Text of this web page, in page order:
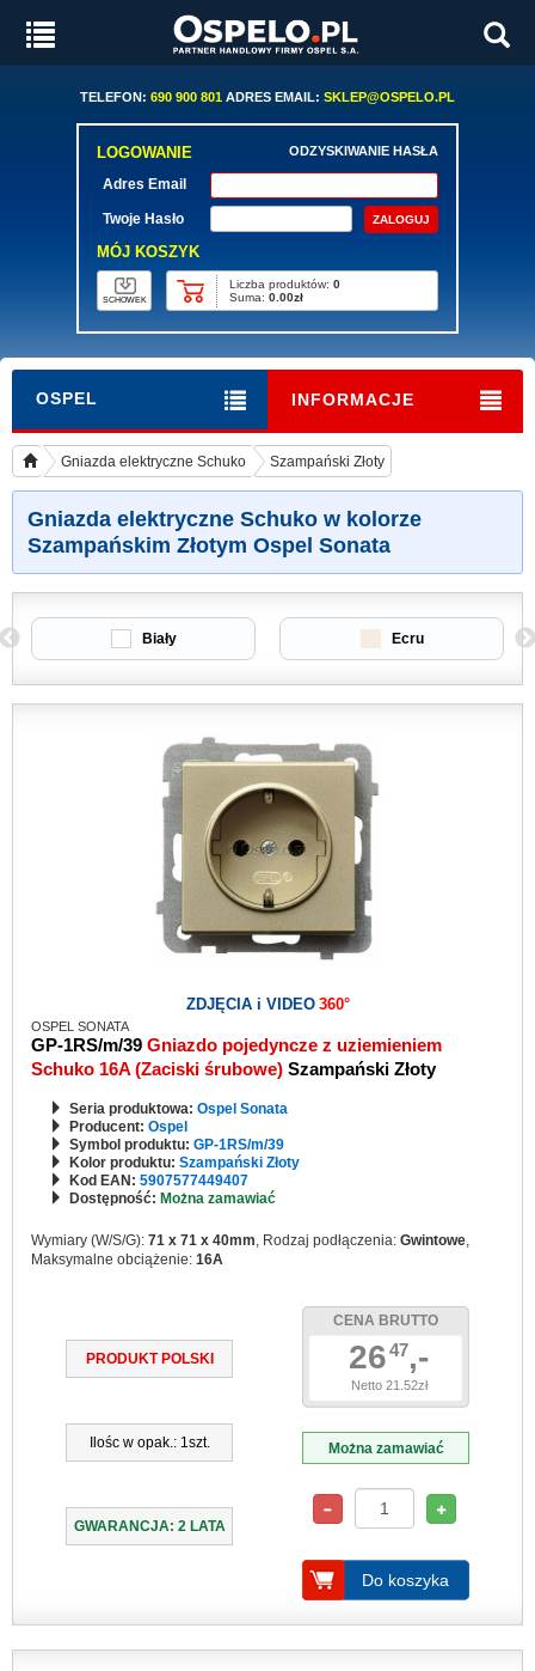
TELEFON: 690 900 801 ADRES EMAIL: SKLEP@OSPELO.PL
LOGOWANIE ODZYSKIWANIE HASŁA
Adres Email
Twoje Hasło
MÓJ KOSZYK
SCHOWEK
Liczba produktów: 0
Suma: 0.00zł
OSPEL INFORMACJE
Gniazda elektryczne Schuko Szampański Złoty
Gniazda elektryczne Schuko w kolorze
Szampańskim Złotym Ospel Sonata
Biały Ecru
ZDJĘCIA i VIDEO 360°
OSPEL SONATA
GP-1RS/m/39 Gniazdo pojedyncze z uziemieniem
Schuko 16A (Zaciski śrubowe) Szampański Złoty
Seria produktowa: Ospel Sonata
Producent: Ospel
Symbol produktu: GP-1RS/m/39
Kolor produktu: Szampański Złoty
Kod EAN: 5907577449407
Dostępność: Można zamawiać
Wymiary (W/S/G): 71 x 71 x 40mm, Rodzaj podłączenia: Gwintowe,
Maksymalne obciążenie: 16A
PRODUKT POLSKI
Ilośc w opak.: 1szt.
GWARANCJA: 2 LATA
CENA BRUTTO
2647,-
Netto 21.52zł
Można zamawiać
Do koszyka